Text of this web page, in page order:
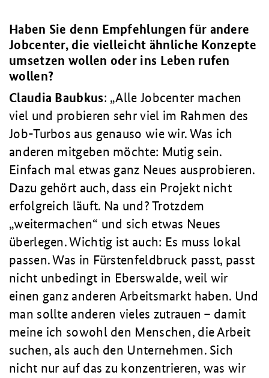
Haben Sie denn Empfehlungen für andere
Jobcenter, die vielleicht ähnliche Konzepte
umsetzen wollen oder ins Leben rufen
wollen?
Claudia Baubkus:
Alle Jobcenter machen
viel und probieren sehr viel im Rahmen des
Job-Turbos aus genauso wie wir. Was ich
anderen mitgeben möchte: Mutig sein.
Einfach mal etwas ganz Neues ausprobieren.
Dazu gehört auch, dass ein Projekt nicht
erfolgreich läuft. Na und? Trotzdem
„weitermachen“ und sich etwas Neues
überlegen. Wichtig ist auch: Es muss lokal
passen. Was in Fürstenfeldbruck passt, passt
nicht unbedingt in Eberswalde, weil wir
einen ganz anderen Arbeitsmarkt haben. Und
man sollte anderen vieles zutrauen – damit
meine ich sowohl den Menschen, die Arbeit
suchen, als auch den Unternehmen. Sich
nicht nur auf das zu konzentrieren, was wir